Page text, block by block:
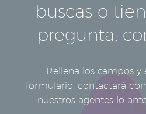
buscas o
pregunta,
Rellena los campos y
formulario, contactará
nuestros agentes lo